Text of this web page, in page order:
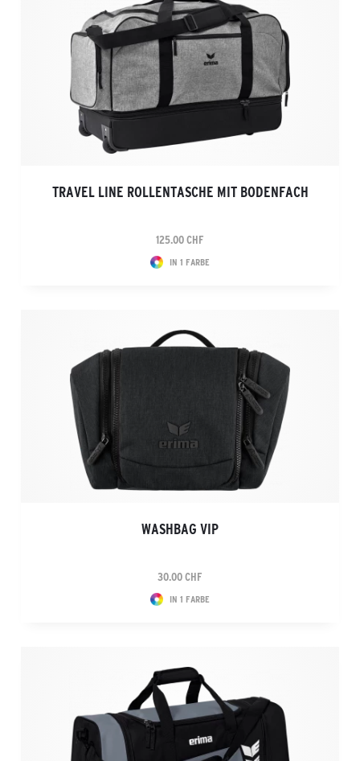
TRAVEL LINE ROLLENTASCHE MIT BODENFACH
125.00 CHF
IN 1 FARBE
WASHBAG VIP
30.00 CHF
IN 1 FARBE